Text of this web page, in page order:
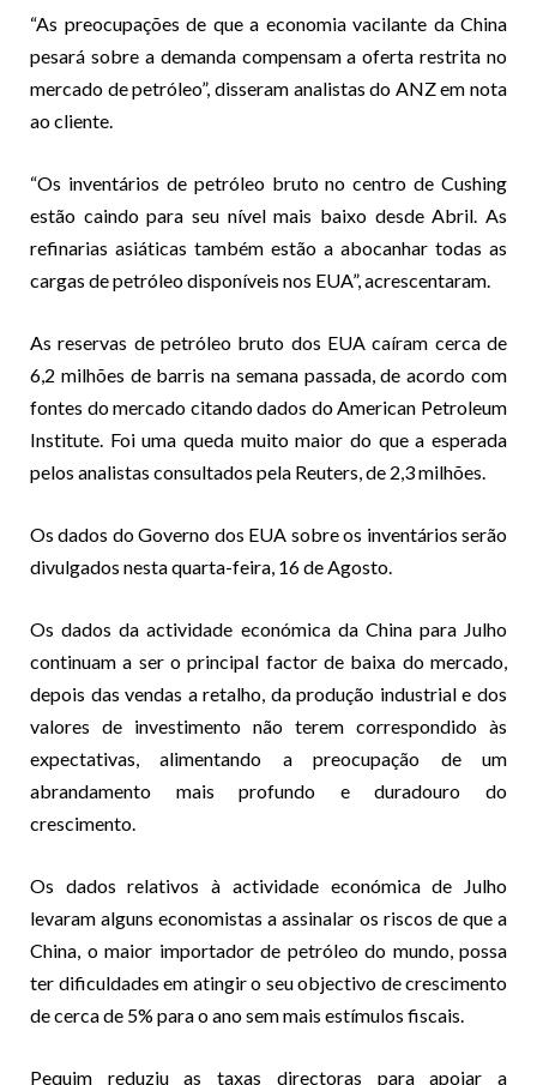
“As preocupações de que a economia vacilante da China
pesará sobre a demanda compensam a oferta restrita no
mercado de petróleo”, disseram analistas do ANZ em nota
ao cliente.
“Os inventários de petróleo bruto no centro de Cushing
estão caindo para seu nível mais baixo desde Abril. As
refinarias asiáticas também estão a abocanhar todas as
cargas de petróleo disponíveis nos EUA”, acrescentaram.
As reservas de petróleo bruto dos EUA caíram cerca de
6,2 milhões de barris na semana passada, de acordo com
fontes do mercado citando dados do American Petroleum
Institute. Foi uma queda muito maior do que a esperada
pelos analistas consultados pela Reuters, de 2,3 milhões.
Os dados do Governo dos EUA sobre os inventários serão
divulgados nesta quarta-feira, 16 de Agosto.
Os dados da actividade económica da China para Julho
continuam a ser o principal factor de baixa do mercado,
depois das vendas a retalho, da produção industrial e dos
valores de investimento não terem correspondido às
expectativas, alimentando a preocupação de um
abrandamento mais profundo e duradouro do
crescimento.
Os dados relativos à actividade económica de Julho
levaram alguns economistas a assinalar os riscos de que a
China, o maior importador de petróleo do mundo, possa
ter dificuldades em atingir o seu objectivo de crescimento
de cerca de 5% para o ano sem mais estímulos fiscais.
Pequim reduziu as taxas directoras para apoiar a